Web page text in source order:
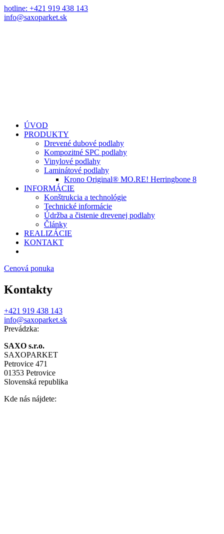
hotline: +421 919 438 143
info@saxoparket.sk
ÚVOD
PRODUKTY
Drevené dubové podlahy
Kompozitné SPC podlahy
Vinylové podlahy
Laminátové podlahy
Krono Original® MO.RE! Herringbone 8
INFORMÁCIE
Konštrukcia a technológie
Technické informácie
Údržba a čistenie drevenej podlahy
Články
REALIZÁCIE
KONTAKT
Cenová ponuka
Kontakty
+421 919 438 143
info@saxoparket.sk
Prevádzka:
SAXO s.r.o.
SAXOPARKET
Petrovice 471
01353 Petrovice
Slovenská republika
Kde nás nájdete: